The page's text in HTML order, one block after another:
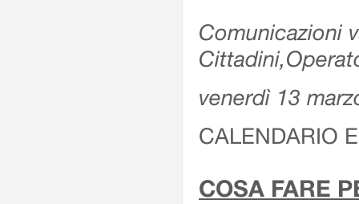
Comunicazioni
venerdì 13
CALENDARIO
COSA FARE